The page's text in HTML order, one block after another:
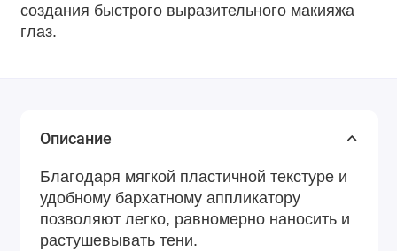
создания быстрого выразительного макияжа
глаз.
Описание
Благодаря мягкой пластичной текстуре и
удобному бархатному аппликатору
позволяют легко, равномерно наносить и
растушевывать тени.